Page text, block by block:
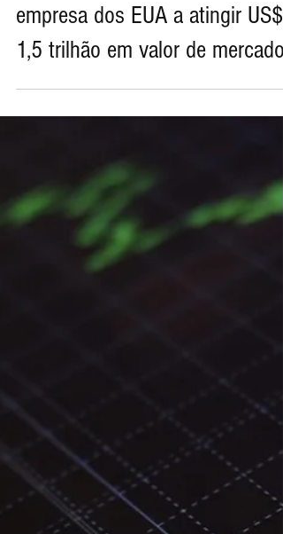
10 de jun. de 2020
Apple se torna a primeira
empresa dos EUA a atingir US$